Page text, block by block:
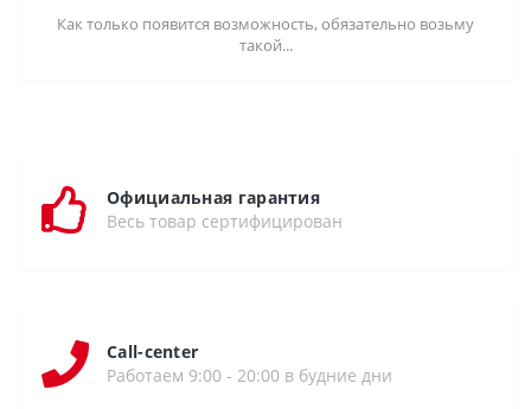
Как только появится возможность, обязательно возьму
такой...
Официальная гарантия
Весь товар сертифицирован
Call-center
Работаем 9:00 - 20:00 в будние дни